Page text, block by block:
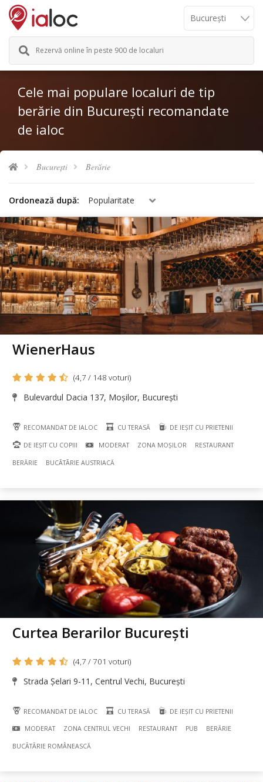
Rezervă online în peste 900 de localuri
Cele mai populare localuri de tip
berărie din București recomandate
de ialoc
București Berărie
Ordonează după: Popularitate
WienerHaus
(4,7 / 148 voturi)
Bulevardul Dacia 137, Moșilor, București
RECOMANDAT DE IALOC CU TERASĂ DE IEȘIT CU PRIETENII
DE IEȘIT CU COPIII MODERAT ZONA MOȘILOR RESTAURANT
BERĂRIE BUCÃTÃRIE AUSTRIACĂ
Curtea Berarilor București
(4,7 / 701 voturi)
Strada Șelari 9-11, Centrul Vechi, București
RECOMANDAT DE IALOC CU TERASĂ DE IEȘIT CU PRIETENII
MODERAT ZONA CENTRUL VECHI RESTAURANT PUB BERĂRIE
BUCÃTÃRIE ROMÂNEASCĂ